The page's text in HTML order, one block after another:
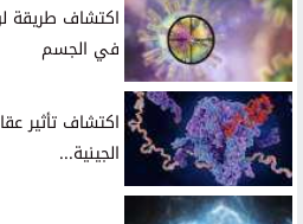
اكتشاف طريقة
في الجسم
اكتشاف تأثير
الجينية...